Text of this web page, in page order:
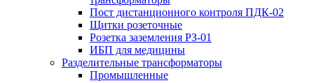
Пост дистанционного контроля ПДК-02
Щитки розеточные
Розетка заземления РЗ-01
ИБП для медицины
Разделительные трансформаторы
Промышленные